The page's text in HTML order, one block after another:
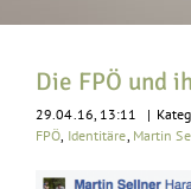
Die FPÖ und
29.04.16, 13:11 |
FPÖ, Identitäre, Martin